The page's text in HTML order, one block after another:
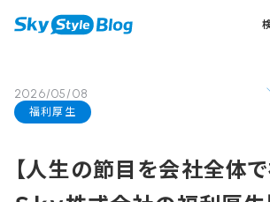
福利厚生
2026/05/08
【人生の​節目を​会社全体で​